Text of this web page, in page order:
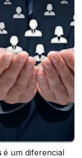
é um diferencial